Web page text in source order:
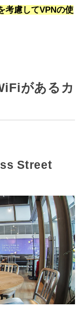
考慮してVPNの使
があるカ
Street